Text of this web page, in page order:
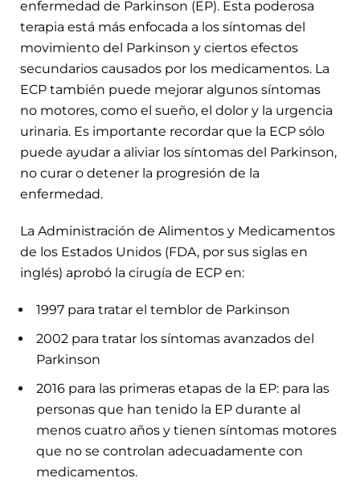
enfermedad de Parkinson (EP). Esta poderosa
terapia está más enfocada a los síntomas del
movimiento del Parkinson y ciertos efectos
secundarios causados por los medicamentos. La
ECP también puede mejorar algunos síntomas
no motores, como el sueño, el dolor y la urgencia
urinaria. Es importante recordar que la ECP sólo
puede ayudar a aliviar los síntomas del Parkinson,
no curar o detener la progresión de la
enfermedad.
La Administración de Alimentos y Medicamentos
de los Estados Unidos (FDA, por sus siglas en
inglés) aprobó la cirugía de ECP en:
1997 para tratar el temblor de Parkinson
2002 para tratar los síntomas avanzados del
Parkinson
2016 para las primeras etapas de la EP: para las
personas que han tenido la EP durante al
menos cuatro años y tienen síntomas motores
que no se controlan adecuadamente con
medicamentos.